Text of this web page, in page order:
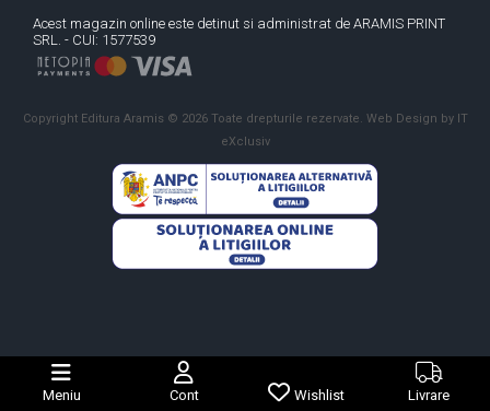
Acest magazin online este detinut si administrat de ARAMIS PRINT
SRL. - CUI: 1577539
Copyright Editura Aramis © 2026 Toate drepturile rezervate. Web Design by IT
eXclusiv
Meniu Cont Wishlist Livrare